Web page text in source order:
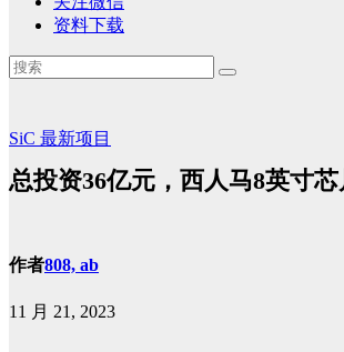
资料下载
SiC 最新项目
总投资36亿元，西人马8英寸
作者808, ab
11 月 21, 2023